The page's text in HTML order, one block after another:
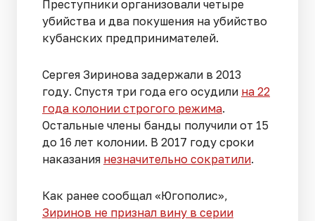
Преступники организовали четыре
убийства и два покушения на убийство
кубанских предпринимателей.
Сергея Зиринова задержали в 2013
году. Спустя три года его осудили на 22
года колонии строгого режима.
Остальные члены банды получили от 15
до 16 лет колонии. В 2017 году сроки
наказания незначительно сократили.
Как ранее сообщал «Югополис»,
Зиринов не признал вину в серии